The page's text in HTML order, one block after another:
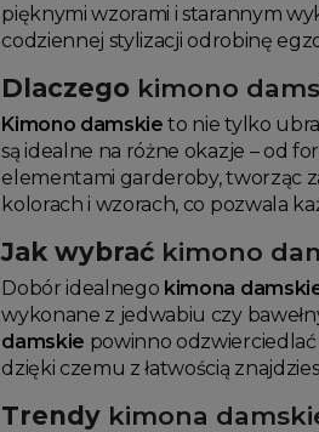
pięknymi wzorami i starannym
codziennej stylizacji odrobinę
Dlaczego kimono
Kimono damskie to nie tylko
są idealne na różne okazje – od
elementami garderoby, tworząc
kolorach i wzorach, co pozwala
Jak wybrać kimono
Dobór idealnego kimona
wykonane z jedwabiu czy
damskie powinno
dzięki czemu z łatwością
Trendy kimona